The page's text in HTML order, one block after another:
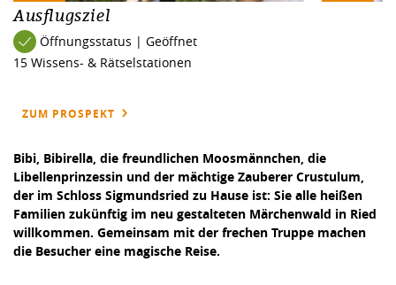
Ausflugsziel
Öffnungsstatus | Geöffnet
15 Wissens- & Rätselstationen
ZUM PROSPEKT
Bibi, Bibirella, die freundlichen Moosmännchen, die
Libellenprinzessin und der mächtige Zauberer Crustulum,
der im Schloss Sigmundsried zu Hause ist: Sie alle heißen
Familien zukünftig im neu gestalteten Märchenwald in Ried
willkommen. Gemeinsam mit der frechen Truppe machen
die Besucher eine magische Reise.